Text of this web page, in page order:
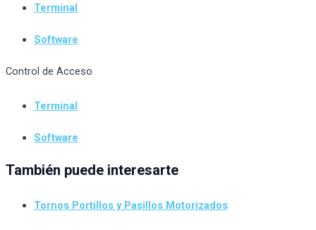
Terminal
Software
Control de Acceso
Terminal
Software
También puede interesarte
Tornos Portillos y Pasillos Motorizados